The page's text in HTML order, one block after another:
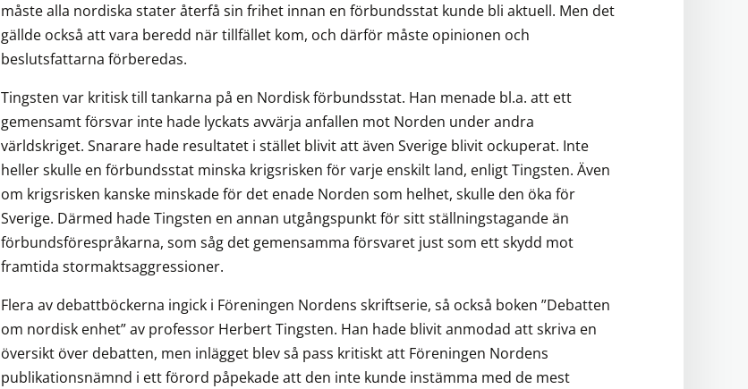
måste alla nordiska stater återfå sin frihet innan en förbundsstat kunde bli aktuell. Men det
gällde också att vara beredd när tillfället kom, och därför måste opinionen och
beslutsfattarna förberedas.
Tingsten var kritisk till tankarna på en Nordisk förbundsstat. Han menade bl.a. att ett
gemensamt försvar inte hade lyckats avvärja anfallen mot Norden under andra
världskriget. Snarare hade resultatet i stället blivit att även Sverige blivit ockuperat. Inte
heller skulle en förbundsstat minska krigsrisken för varje enskilt land, enligt Tingsten. Även
om krigsrisken kanske minskade för det enade Norden som helhet, skulle den öka för
Sverige. Därmed hade Tingsten en annan utgångspunkt för sitt ställningstagande än
förbundsförespråkarna, som såg det gemensamma försvaret just som ett skydd mot
framtida stormaktsaggressioner.
Flera av debattböckerna ingick i Föreningen Nordens skriftserie, så också boken ”Debatten
om nordisk enhet” av professor Herbert Tingsten. Han hade blivit anmodad att skriva en
översikt över debatten, men inlägget blev så pass kritiskt att Föreningen Nordens
publikationsnämnd i ett förord påpekade att den inte kunde instämma med de mest